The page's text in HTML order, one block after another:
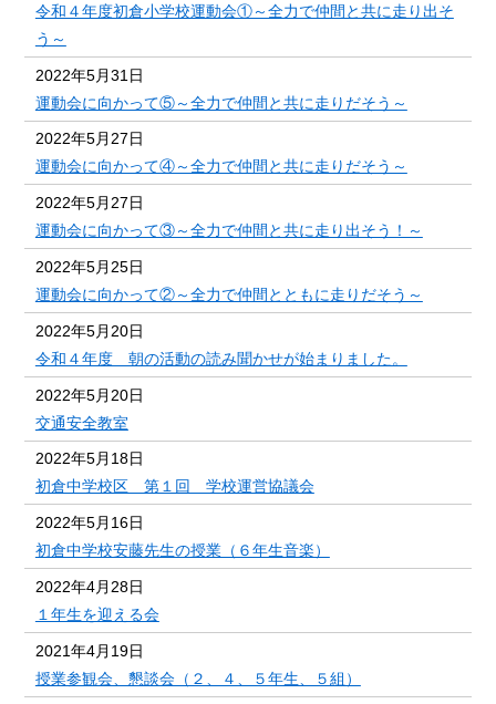
令和４年度初倉小学校運動会①～全力で仲間と共に走り出そ
う～
2022年5月31日
運動会に向かって⑤～全力で仲間と共に走りだそう～
2022年5月27日
運動会に向かって④～全力で仲間と共に走りだそう～
2022年5月27日
運動会に向かって③～全力で仲間と共に走り出そう！～
2022年5月25日
運動会に向かって②～全力で仲間とともに走りだそう～
2022年5月20日
令和４年度 朝の活動の読み聞かせが始まりました。
2022年5月20日
交通安全教室
2022年5月18日
初倉中学校区 第１回 学校運営協議会
2022年5月16日
初倉中学校安藤先生の授業（６年生音楽）
2022年4月28日
１年生を迎える会
2021年4月19日
授業参観会、懇談会（２、４、５年生、５組）